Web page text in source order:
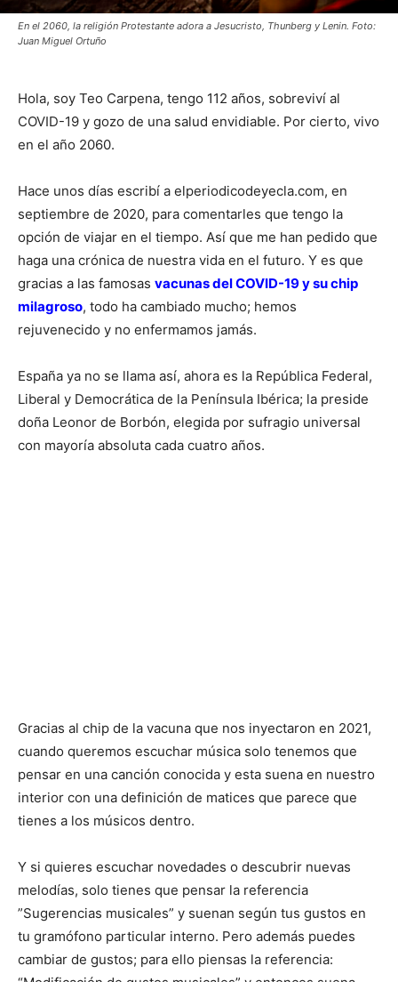
En el 2060, la religión Protestante adora a Jesucristo, Thunberg y Lenin. Foto:
Juan Miguel Ortuño
Hola, soy Teo Carpena, tengo 112 años, sobreviví al
COVID-19 y gozo de una salud envidiable. Por cierto, vivo
en el año 2060.
Hace unos días escribí a elperiodicodeyecla.com, en
septiembre de 2020, para comentarles que tengo la
opción de viajar en el tiempo. Así que me han pedido que
haga una crónica de nuestra vida en el futuro. Y es que
gracias a las famosas vacunas del COVID-19 y su chip
milagroso, todo ha cambiado mucho; hemos
rejuvenecido y no enfermamos jamás.
España ya no se llama así, ahora es la República Federal,
Liberal y Democrática de la Península Ibérica; la preside
doña Leonor de Borbón, elegida por sufragio universal
con mayoría absoluta cada cuatro años.
Gracias al chip de la vacuna que nos inyectaron en 2021,
cuando queremos escuchar música solo tenemos que
pensar en una canción conocida y esta suena en nuestro
interior con una definición de matices que parece que
tienes a los músicos dentro.
Y si quieres escuchar novedades o descubrir nuevas
melodías, solo tienes que pensar la referencia
”Sugerencias musicales” y suenan según tus gustos en
tu gramófono particular interno. Pero además puedes
cambiar de gustos; para ello piensas la referencia: